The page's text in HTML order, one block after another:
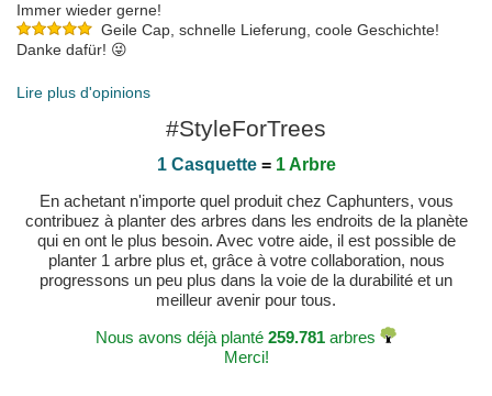
Immer wieder gerne!
Geile Cap, schnelle Lieferung, coole Geschichte!
Danke dafür! 😜
Lire plus d'opinions
#StyleForTrees
1 Casquette= 1 Arbre
En achetant n'importe quel produit chez Caphunters, vous
contribuez à planter des arbres dans les endroits de la planète
qui en ont le plus besoin. Avec votre aide, il est possible de
planter 1 arbre plus et, grâce à votre collaboration, nous
progressons un peu plus dans la voie de la durabilité et un
meilleur avenir pour tous.
Nous avons déjà planté 259.781 arbres
Merci!